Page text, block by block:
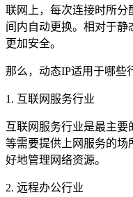
联网上，每次连接时所分
间内自动更换。相对于静
更加安全。
那么，动态IP适用于哪些
1. 互联网服务行业
互联网服务行业是最主要
等需要提供上网服务的场
好地管理网络资源。
2. 远程办公行业